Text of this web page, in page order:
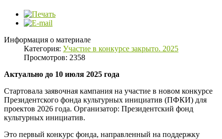
Информация о материале
Категория: Участие в конкурсе закрыто. 2025
Просмотров: 2358
Актуально до 10 июля 2025 года
Стартовала заявочная кампания на участие в новом конкурсе
Президентского фонда культурных инициатив (ПФКИ) для
проектов 2026 года. Организатор: Президентский фонд
культурных инициатив.
Это первый конкурс фонда, направленный на поддержку